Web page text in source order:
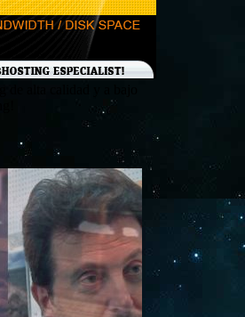
de alta calidad y a bajo